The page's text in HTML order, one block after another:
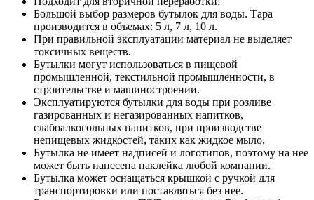
Большой выбор размеров бутылок для воды. Тара
производится в объемах: 5 л, 7 л, 10 л.
При правильной эксплуатации материал не выделяет
токсичных веществ.
Бутылки могут использоваться в пищевой
промышленной, текстильной промышленности, в
строительстве и машиностроении.
Эксплуатируются бутылки для воды при розливе
газированных и негазированных напитков,
слабоалкогольных напитков, при производстве
непищевых жидкостей, таких как жидкое мыло.
Бутылка не имеет надписей и логотипов, поэтому на нее
может быть нанесена наклейка любой компании.
Бутылка может оснащаться крышкой с ручкой для
транспортировки или поставляться без нее.